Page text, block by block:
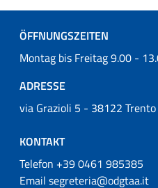
ÖFFNUNGSZEITEN
Montag bis Freitag 9.00 -
ADRESSE
via Grazioli 5 - 38122 Trento
KONTAKT
Telefon +39 0461 985385
Email segreteria@odgtaa.it